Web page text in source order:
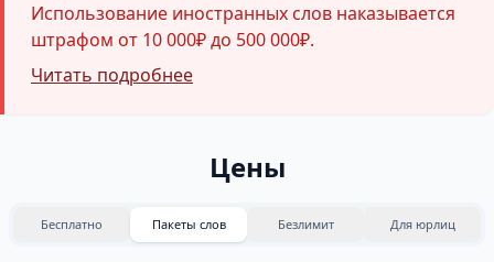
Использование иностранных слов наказывается
штрафом от 10 000₽ до 500 000₽.
Читать подробнее
Цены
Бесплатно Пакеты слов Безлимит Для юрлиц